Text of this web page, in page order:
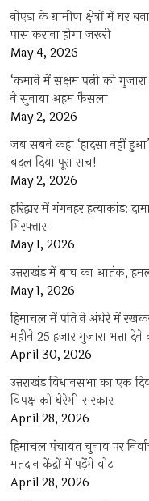
नोएडा के ग्रामीण क्षेत्रों में
पास कराना होगा जरूरी
May 4, 2026
‘कमाने में सक्षम पत्नी को
ने सुनाया अहम फैसला
May 2, 2026
जब सबने कहा ‘हादसा नहीं
बदल दिया पूरा सच!
May 2, 2026
हरिद्वार में गंगनहर हत्याकांड:
गिरफ्तार
May 1, 2026
उत्तराखंड में बाघ का आतंक,
May 1, 2026
हिमाचल में पति ने अंधेरे में
महीने 25 हजार गुजारा भत्ता
April 30, 2026
उत्तराखंड विधानसभा का एक
विपक्ष को घेरेगी सरकार
April 28, 2026
हिमाचल पंचायत चुनाव पर
मतदान केंद्रों में पड़ेंगे वोट
April 28, 2026